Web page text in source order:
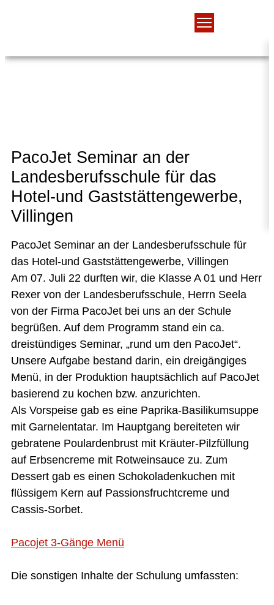
PacoJet Seminar an der
Landesberufsschule für das
Hotel-und Gaststättengewerbe,
Villingen
PacoJet Seminar an der Landesberufsschule für
das Hotel-und Gaststättengewerbe, Villingen
Am 07. Juli 22 durften wir, die Klasse A 01 und Herr
Rexer von der Landesberufsschule, Herrn Seela
von der Firma PacoJet bei uns an der Schule
begrüßen. Auf dem Programm stand ein ca.
dreistündiges Seminar, „rund um den PacoJet“.
Unsere Aufgabe bestand darin, ein dreigängiges
Menü, in der Produktion hauptsächlich auf PacoJet
basierend zu kochen bzw. anzurichten.
Als Vorspeise gab es eine Paprika-Basilikumsuppe
mit Garnelentatar. Im Hauptgang bereiteten wir
gebratene Poulardenbrust mit Kräuter-Pilzfüllung
auf Erbsencreme mit Rotweinsauce zu. Zum
Dessert gab es einen Schokoladenkuchen mit
flüssigem Kern auf Passionsfruchtcreme und
Cassis-Sorbet.
Pacojet 3-Gänge Menü
Die sonstigen Inhalte der Schulung umfassten: